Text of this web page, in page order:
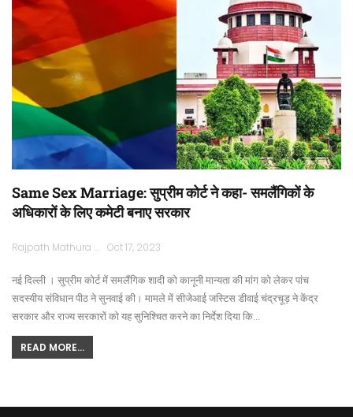
Same Sex Marriage: सुप्रीम कोर्ट ने कहा- समलैंगिकों के
अधिकारों के लिए कमेटी बनाए सरकार
Rajpath Mathura Oct 17, 2023
नई दिल्ली । सुप्रीम कोर्ट में समलैंगिक शादी को कानूनी मान्यता की मांग को लेकर पांच
सदस्यीय संविधान पीठ ने सुनवाई की। मामले में सीजेआई जस्टिस डीवाई चंद्रचूड़ ने केंद्र
सरकार और राज्य सरकारों को यह सुनिश्चित करने का निर्देश दिया कि…
READ MORE...